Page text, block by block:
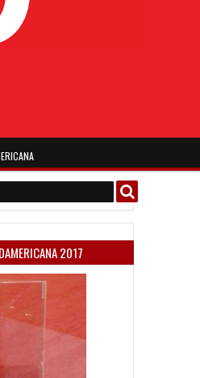
PM Todo confirmado en la Copa
2017